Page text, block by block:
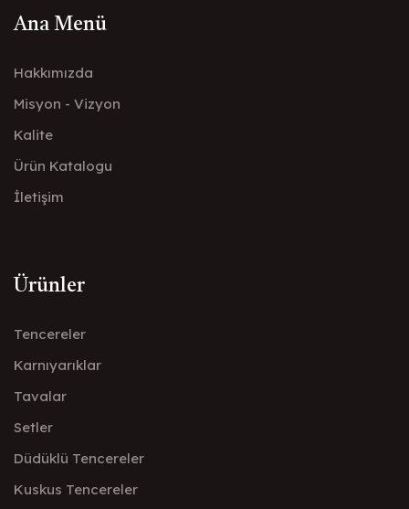
Ana Menü
Hakkımızda
Misyon - Vizyon
Kalite
Ürün Katalogu
İletişim
Ürünler
Tencereler
Karnıyarıklar
Tavalar
Setler
Düdüklü Tencereler
Kuskus Tencereler